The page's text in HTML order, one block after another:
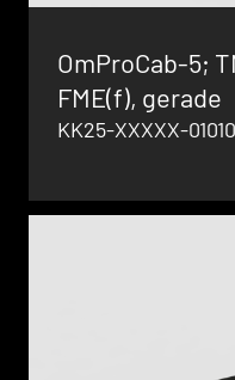
OmProCab-5;
FME(f), gerade
KK25-XXXXX-